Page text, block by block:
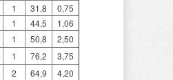
1 31,8
0,75
1 44,5
1,06
1 50,8
2,50
1 76,2
3,75
2 64,9
4,20